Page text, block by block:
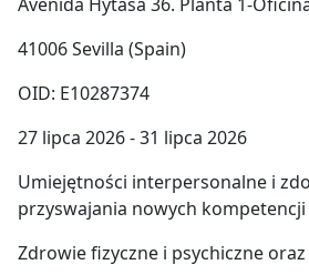
41006 Sevilla (Spain)
OID: E10287374
27 lipca 2026 - 31 lipca 2026
Umiejętności interpersonalne i
przyswajania nowych kompetencji
Zdrowie fizyczne i psychiczne